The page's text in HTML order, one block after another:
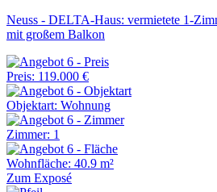
Neuss - DELTA-Haus: vermietete 1-
mit großem Balkon
Preis: 119.000 €
Objektart: Wohnung
Zimmer: 1
Wohnfläche: 40.9 m²
Zum Exposé